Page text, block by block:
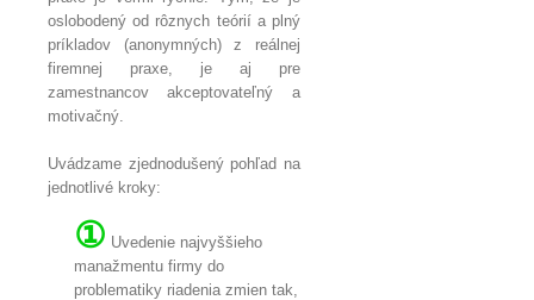
oslobodený od rôznych teórií a plný
príkladov (anonymných) z reálnej
firemnej praxe, je aj pre
zamestnancov akceptovateľný a
motivačný.
Uvádzame zjednodušený pohľad na
jednotlivé kroky:
① Uvedenie najvyššieho
manažmentu firmy do
problematiky riadenia zmien tak,